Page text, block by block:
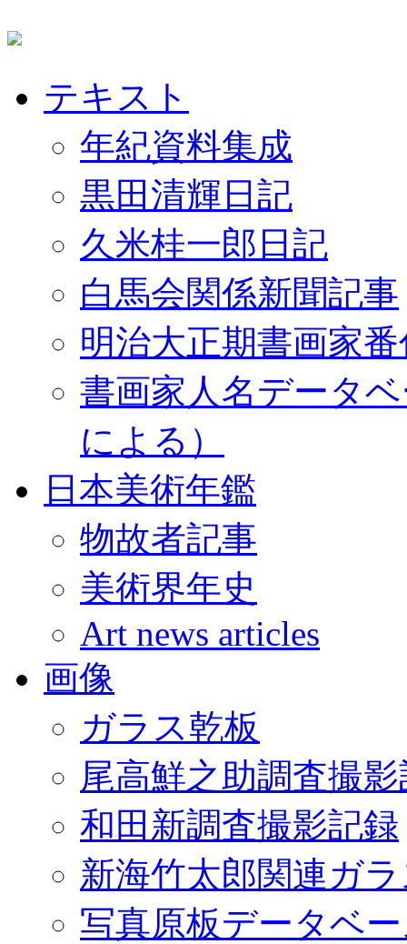
テキスト
年紀資料集成
黒田清輝日記
久米桂一郎日記
白馬会関係新聞記事
明治大正期書画家
書画家人名データ
による）
日本美術年鑑
物故者記事
美術界年史
Art news articles
画像
ガラス乾板
尾高鮮之助調査撮
和田新調査撮影記録
新海竹太郎関連ガ
写真原板データベ